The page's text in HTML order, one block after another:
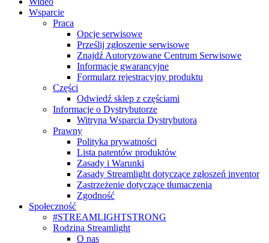
Wsparcie
Praca
Opcje serwisowe
Prześlij zgłoszenie serwisowe
Znajdź Autoryzowane Centrum Serwisowe
Informacje gwarancyjne
Formularz rejestracyjny produktu
Części
Odwiedź sklep z częściami
Informacje o Dystrybutorze
Witryna Wsparcia Dystrybutora
Prawny
Polityka prywatności
Lista patentów produktów
Zasady i Warunki
Zasady Streamlight dotyczące zgłoszeń inventor
Zastrzeżenie dotyczące tłumaczenia
Zgodność
Społeczność
#STREAMLIGHTSTRONG
Rodzina Streamlight
O nas